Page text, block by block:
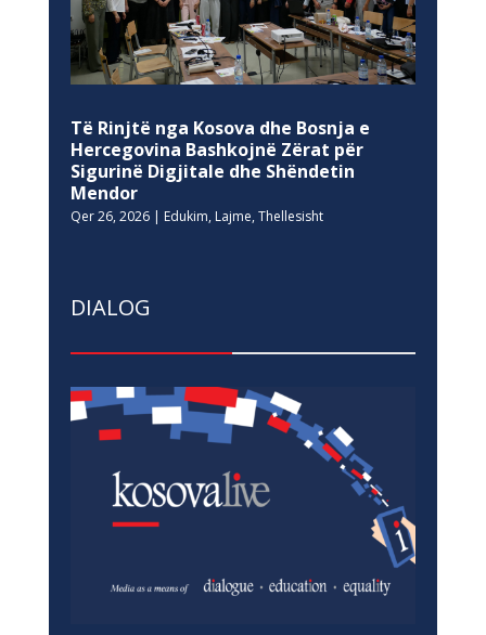
Të Rinjtë nga Kosova dhe Bosnja e
Hercegovina Bashkojnë Zërat për
Sigurinë Digjitale dhe Shëndetin
Mendor
Qer 26, 2026| Edukim, Lajme, Thellesisht
DIALOG